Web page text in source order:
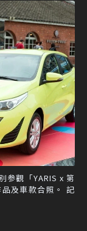
参觀「YARIS x 第
及車款合照。 記